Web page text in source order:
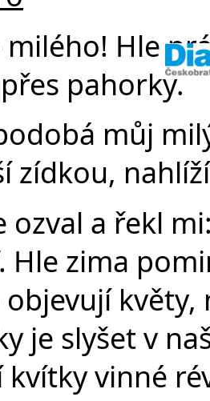
milého! Hle
pahorky.
můj
zídkou,
ozval a řekl
Hle zima
objevují
je slyšet v
kvítky vinné